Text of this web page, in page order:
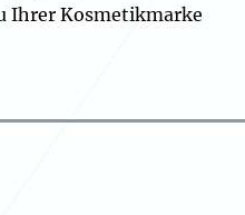
Ihrer Kosmetikmarke